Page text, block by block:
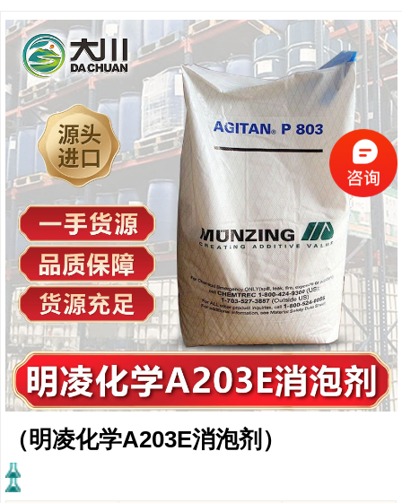
（明凌化学A203E消泡剂）